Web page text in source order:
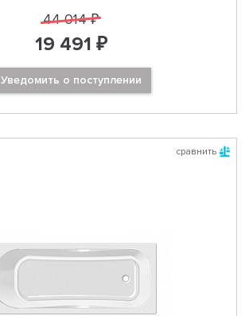
44 014 ₽
19 491 ₽
Уведомить о поступлении
сравнить